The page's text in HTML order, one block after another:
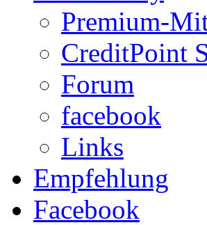
Premium-
CreditPoint
Forum
facebook
Links
Empfehlung
Facebook